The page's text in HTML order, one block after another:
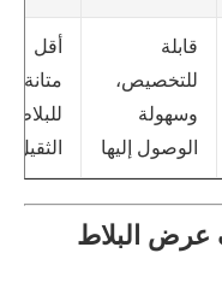
إليها
للبلاط
الثقيل
البلاط